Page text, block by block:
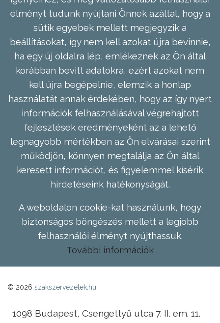
élményt tudunk nyújtani Önnek azáltal, hogy a
sütik egyebek mellett megjegyzik a
beállításokat, így nem kell azokat újra bevinnie,
ha egy új oldalra lép, emlékeznek az Ön által
korábban bevitt adatokra, ezért azokat nem
kell újra begépelnie, elemzik a honlap
használatát annak érdekében, hogy az így nyert
információk felhasználásával végrehajtott
fejlesztések eredményeként az a lehető
legnagyobb mértékben az Ön elvárásai szerint
működjön, könnyen megtalálja az Ön által
keresett információt, és figyelemmel kísérik
hirdetéseink hatékonyságát.
A weboldalon cookie-kat használunk, hogy
biztonságos böngészés mellett a legjobb
felhasználói élményt nyújthassuk.
További információk
© 2026 szakszervezetek.hu
1098 Budapest, Csengettyű utca 7. II. em. 11.